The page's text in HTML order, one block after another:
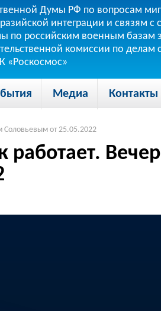
Думы РФ по вопросам
интеграции и связям с
по российским военным базам
комиссии по
«Роскосмос»
Медиа Контакты
Соловьевым от 25.05.2022